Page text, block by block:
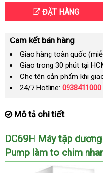
ĐẶT HÀNG
Cam kết bán hàng
Giao hàng toàn quốc
Giao trong 30 phút tại
Che tên sản phẩm khi
24/7 Hotline: 0938411000
Mô tả chi tiết
DC69H Máy tập
Pump làm to chim